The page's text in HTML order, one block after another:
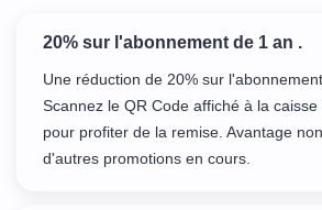
20% sur l'abonnement de 1 an .
Une réduction de 20% sur l'abonnement
Scannez le QR Code affiché à la
pour profiter de la remise. Avantage
d'autres promotions en cours.